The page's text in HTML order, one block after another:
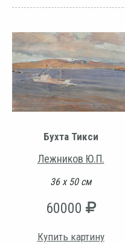
Бухта Тикси
Лежников Ю.П.
36 х 50 см
60000
Купить картину